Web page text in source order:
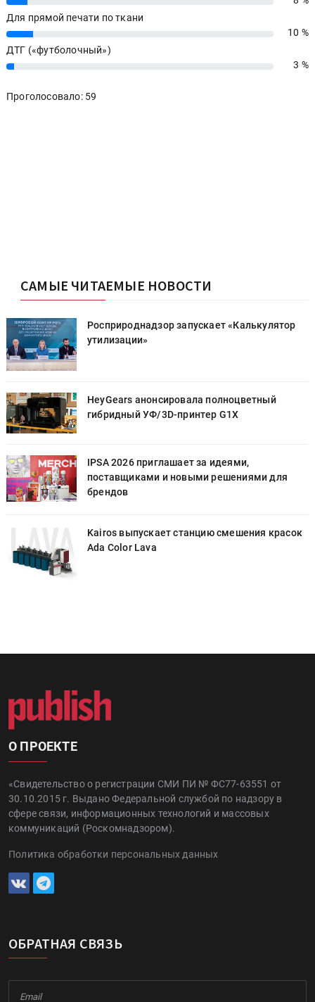
Для прямой печати по ткани
10%
10 %
ДТГ («футболочный»)
3% 3 %
Проголосовало: 59
САМЫЕ ЧИТАЕМЫЕ НОВОСТИ
Росприроднадзор запускает «Калькулятор
утилизации»
HeyGears анонсировала полноцветный
гибридный УФ/3D-принтер G1X
IPSA 2026 приглашает за идеями,
поставщиками и новыми решениями для
брендов
Kairos выпускает станцию смешения красок
Ada Color Lava
О ПРОЕКТЕ
«Свидетельство о регистрации СМИ ПИ № ФС77-63551 от
30.10.2015 г. Выдано Федеральной службой по надзору в
сфере связи, информационных технологий и массовых
коммуникаций (Роскомнадзором).
Политика обработки персональных данных
ОБРАТНАЯ СВЯЗЬ